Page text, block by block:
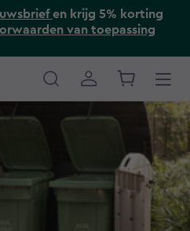
en krijg 5% korting
van toepassing